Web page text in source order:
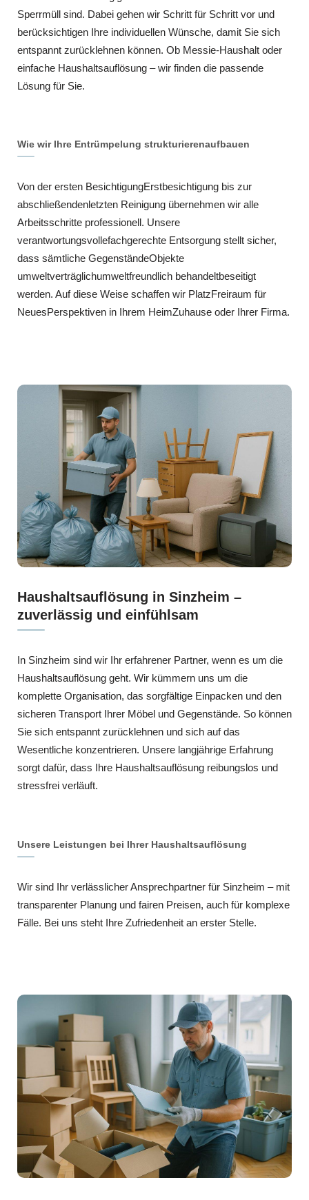
Sperrmüll sind. Dabei gehen wir Schritt für Schritt vor und
berücksichtigen Ihre individuellen Wünsche, damit Sie sich
entspannt zurücklehnen können. Ob Messie-Haushalt oder
einfache Haushaltsauflösung – wir finden die passende
Lösung für Sie.
Wie wir Ihre Entrümpelung strukturierenaufbauen
Von der ersten BesichtigungErstbesichtigung bis zur
abschließendenletzten Reinigung übernehmen wir alle
Arbeitsschritte professionell. Unsere
verantwortungsvollefachgerechte Entsorgung stellt sicher,
dass sämtliche GegenständeObjekte
umweltverträglichumweltfreundlich behandeltbeseitigt
werden. Auf diese Weise schaffen wir PlatzFreiraum für
NeuesPerspektiven in Ihrem HeimZuhause oder Ihrer Firma.
Haushaltsauflösung in Sinzheim –
zuverlässig und einfühlsam
In Sinzheim sind wir Ihr erfahrener Partner, wenn es um die
Haushaltsauflösung geht. Wir kümmern uns um die
komplette Organisation, das sorgfältige Einpacken und den
sicheren Transport Ihrer Möbel und Gegenstände. So können
Sie sich entspannt zurücklehnen und sich auf das
Wesentliche konzentrieren. Unsere langjährige Erfahrung
sorgt dafür, dass Ihre Haushaltsauflösung reibungslos und
stressfrei verläuft.
Unsere Leistungen bei Ihrer Haushaltsauflösung
Wir sind Ihr verlässlicher Ansprechpartner für Sinzheim – mit
transparenter Planung und fairen Preisen, auch für komplexe
Fälle. Bei uns steht Ihre Zufriedenheit an erster Stelle.